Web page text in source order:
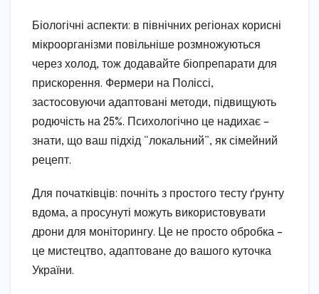
Біологічні аспекти: в північних регіонах корисні
мікроорганізми повільніше розмножуються
через холод, тож додавайте біопрепарати для
прискорення. Фермери на Поліссі,
застосовуючи адаптовані методи, підвищують
родючість на 25%. Психологічно це надихає –
знати, що ваш підхід “локальний”, як сімейний
рецепт.
Для початківців: почніть з простого тесту ґрунту
вдома, а просунуті можуть використовувати
дрони для моніторингу. Це не просто обробка –
це мистецтво, адаптоване до вашого куточка
України.